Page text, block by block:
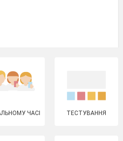
ЧАСІ ТЕСТУВАННЯ